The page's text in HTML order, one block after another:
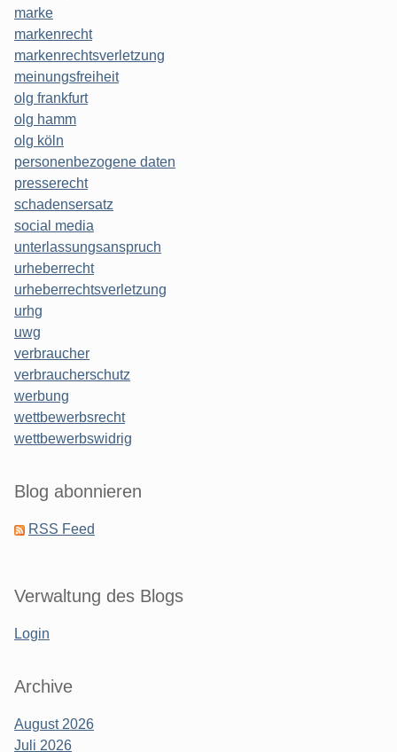
marke
markenrecht
markenrechtsverletzung
meinungsfreiheit
olg frankfurt
olg hamm
olg köln
personenbezogene daten
presserecht
schadensersatz
social media
unterlassungsanspruch
urheberrecht
urheberrechtsverletzung
urhg
uwg
verbraucher
verbraucherschutz
werbung
wettbewerbsrecht
wettbewerbswidrig
Blog abonnieren
RSS Feed
Verwaltung des Blogs
Login
Archive
August 2026
Juli 2026